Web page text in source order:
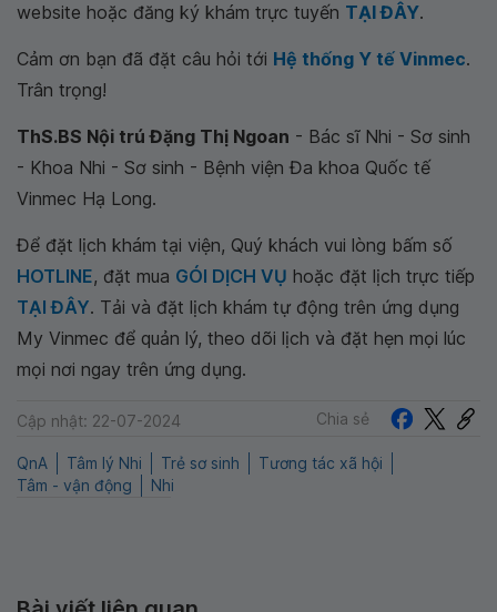
website hoặc đăng ký khám trực tuyến TẠI ĐÂY.
Cảm ơn bạn đã đặt câu hỏi tới Hệ thống Y tế Vinmec.
Trân trọng!
ThS.BS Nội trú Đặng Thị Ngoan - Bác sĩ Nhi - Sơ sinh
- Khoa Nhi - Sơ sinh - Bệnh viện Đa khoa Quốc tế
Vinmec Hạ Long.
Để đặt lịch khám tại viện, Quý khách vui lòng bấm số
HOTLINE, đặt mua GÓI DỊCH VỤ hoặc đặt lịch trực tiếp
TẠI ĐÂY. Tải và đặt lịch khám tự động trên ứng dụng
My Vinmec để quản lý, theo dõi lịch và đặt hẹn mọi lúc
mọi nơi ngay trên ứng dụng.
Cập nhật: 22-07-2024 Chia sẻ
QnA Tâm lý Nhi Trẻ sơ sinh
Tương tác xã hội
Tâm - vận động
Nhi